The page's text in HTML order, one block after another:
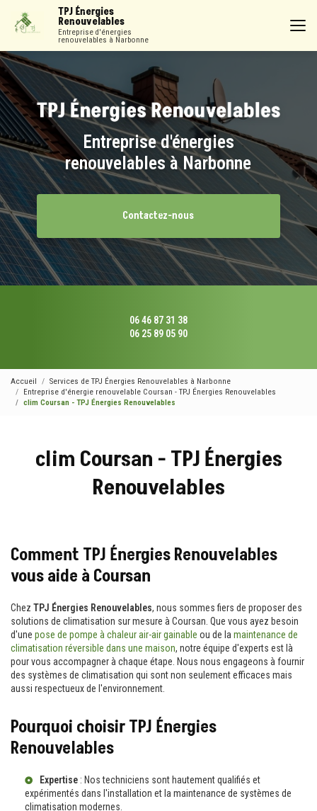
contenu
TPJ Énergies
Renouvelables
Entreprise d'énergies
renouvelables à Narbonne
Entreprise d'énergies
renouvelables à Narbonne
Contactez-nous
06 46 87 31 38
06 25 89 05 90
Accueil
Services de TPJ Énergies Renouvelables à Narbonne
Entreprise d'énergie renouvelable Coursan - TPJ Énergies Renouvelables
clim Coursan - TPJ Énergies Renouvelables
clim Coursan - TPJ Énergies
Renouvelables
Comment TPJ Énergies Renouvelables
vous aide à Coursan
Chez TPJ Énergies Renouvelables, nous sommes fiers de proposer des
solutions de climatisation sur mesure à Coursan. Que vous ayez besoin
d'une pose de pompe à chaleur air-air gainable ou de la maintenance de
climatisation réversible dans une maison, notre équipe d'experts est là
pour vous accompagner à chaque étape. Nous nous engageons à fournir
des systèmes de climatisation qui sont non seulement efficaces mais
aussi respectueux de l'environnement.
Pourquoi choisir TPJ Énergies
Renouvelables
Expertise : Nos techniciens sont hautement qualifiés et
expérimentés dans l'installation et la maintenance de systèmes de
climatisation modernes.